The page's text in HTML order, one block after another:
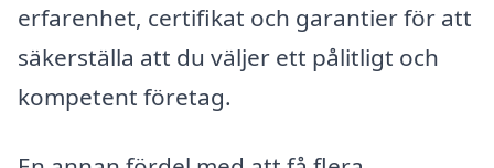
erfarenhet, certifikat och garantier för att
säkerställa att du väljer ett pålitligt och
kompetent företag.